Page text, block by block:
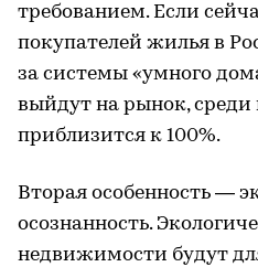
требованием. Если
покупателей жилья в
за системы «умного
выйдут на рынок, среди
приблизится к 100%.
Вторая особенность —
осознанность.
недвижимости будут